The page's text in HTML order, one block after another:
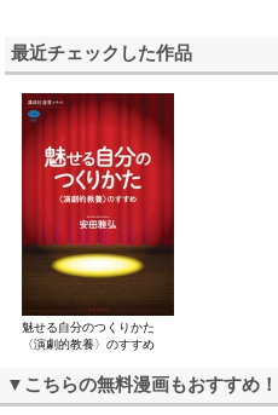
最近チェックした作品
魅せる自分のつくりかた
〈演劇的教養〉のすすめ
▼こちらの無料漫画もおすすめ！